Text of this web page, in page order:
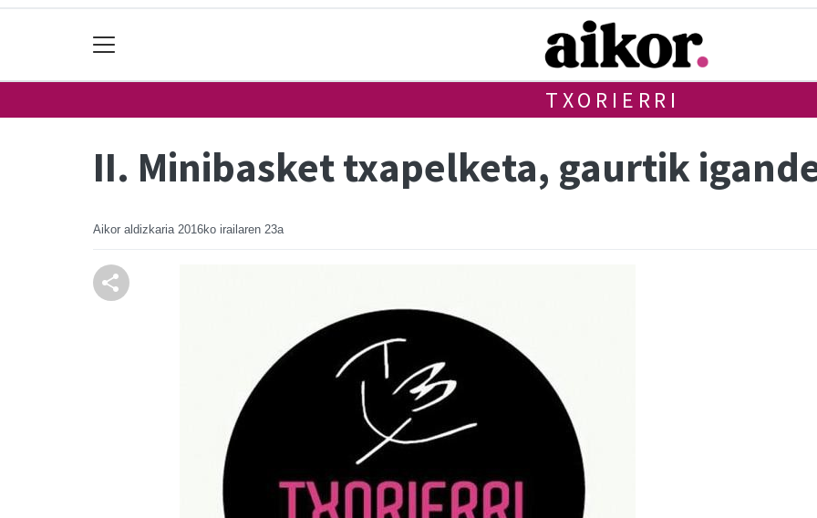
TXORIERRI
II. Minibasket txapelketa, gaurtik
Aikor aldizkaria 2016ko irailaren 23a